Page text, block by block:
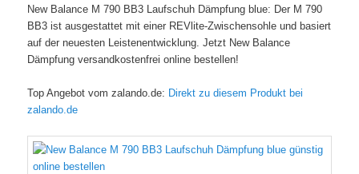
New Balance M 790 BB3 Laufschuh Dämpfung blue: Der M 790
BB3 ist ausgestattet mit einer REVlite-Zwischensohle und basiert
auf der neuesten Leistenentwicklung. Jetzt New Balance
Dämpfung versandkostenfrei online bestellen!
Top Angebot vom zalando.de: Direkt zu diesem Produkt bei
zalando.de